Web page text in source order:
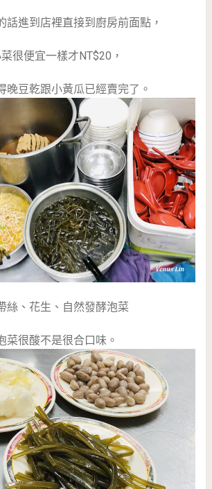
話進到店裡直接到廚房前面點，
很便宜一樣才NT$20，
晚豆乾跟小黃瓜已經賣完了。
絲、花生、自然發酵泡菜
菜很酸不是很合口味。